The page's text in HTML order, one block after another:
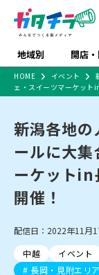
地域別 開店
新潟市
中越
開店
リニューアル・移
新潟市・開店
ラーメン
和食
体験・販売
趣味・展
施設・シ
食品メー
品
観光スポット
特売セール
特集・まと
セツコママ
開店まとめ
閉
ラーメンまとめ
食品スー
ショッピン
大型施設
インテリア・雑貨
HOME イベント
ェ・スイーツマーケット
新潟各地
ールに大
ーケット
開催！
配信日：2022年11月
中越
イベント
長岡・見附エリア